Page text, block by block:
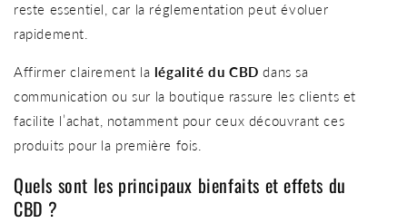
reste essentiel, car la réglementation peut évoluer
rapidement.
Affirmer clairement la légalité du CBD dans sa
communication ou sur la boutique rassure les clients et
facilite l’achat, notamment pour ceux découvrant ces
produits pour la première fois.
Quels sont les principaux bienfaits et effets du
CBD ?